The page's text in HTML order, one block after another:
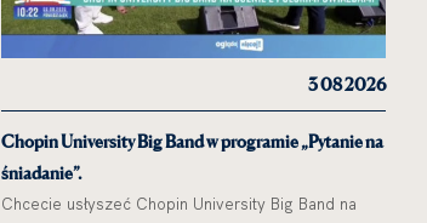
3 08 2026
Chopin University Big Band w programie „Pytanie na
śniadanie”.
Chcecie usłyszeć Chopin University Big Band na